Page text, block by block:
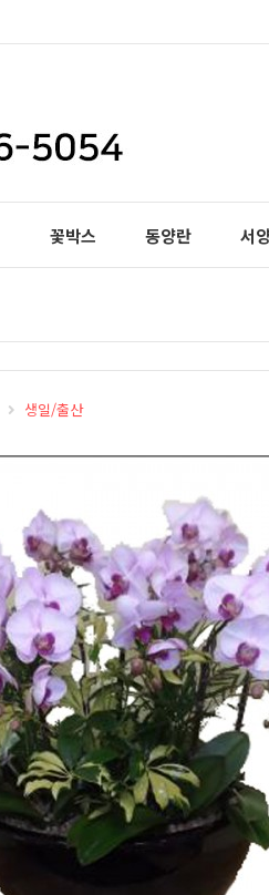
꽃박스 동양란 서
생일/출산